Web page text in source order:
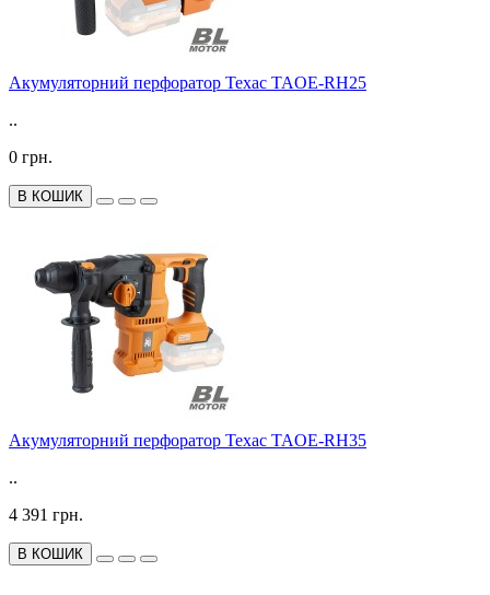
Акумуляторний перфоратор Техас TAOE-RH25
..
0 грн.
В КОШИК
Акумуляторний перфоратор Техас TAOE-RH35
..
4 391 грн.
В КОШИК